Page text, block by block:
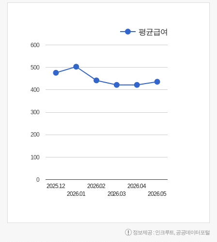
평균급여
2025.12
2026.01
2026.02
2026.03
2026.04
2026.05
0
100
200
300
400
500
600
정보제공 : 인크루트 공공데이터포털